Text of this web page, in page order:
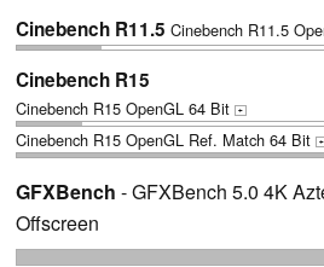
Cinebench R11.5 Cinebench R11.5
Cinebench R15
Cinebench R15 OpenGL 64 Bit +
Cinebench R15 OpenGL Ref. Match 64 Bit +
GFXBench - GFXBench 5.0 4K
Offscreen